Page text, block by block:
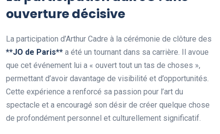
ouverture décisive
La participation d’Arthur Cadre à la cérémonie de clôture des
**JO de Paris** a été un tournant dans sa carrière. Il avoue
que cet événement lui a « ouvert tout un tas de choses »,
permettant d’avoir davantage de visibilité et d’opportunités.
Cette expérience a renforcé sa passion pour l’art du
spectacle et a encouragé son désir de créer quelque chose
de profondément personnel et culturellement significatif.